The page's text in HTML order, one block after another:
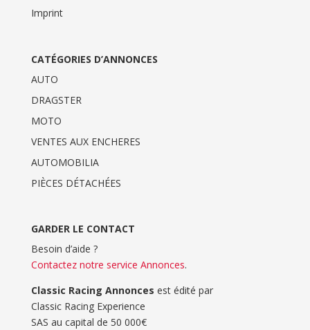
Imprint
CATÉGORIES D’ANNONCES
AUTO
DRAGSTER
MOTO
VENTES AUX ENCHERES
AUTOMOBILIA
PIÈCES DÉTACHÉES
GARDER LE CONTACT
Besoin d’aide ?
Contactez notre service Annonces.
Classic Racing Annonces est édité par
Classic Racing Experience
SAS au capital de 50 000€